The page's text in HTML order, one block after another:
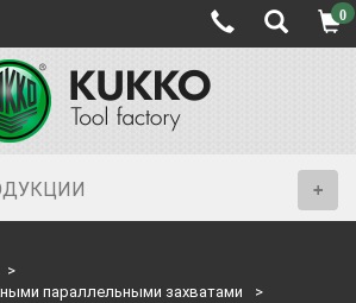
0
параллельными захватами